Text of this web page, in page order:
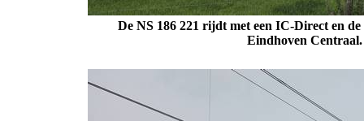
De NS 186 221 rijdt met een IC-Direct en de
Eindhoven